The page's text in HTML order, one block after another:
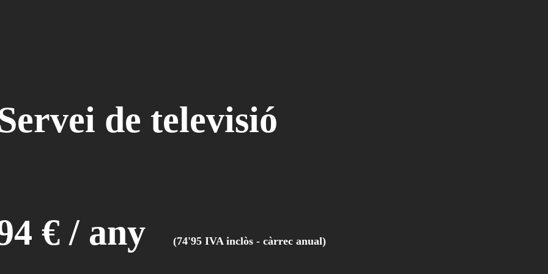
de televisió
€ / any (74'95 IVA inclòs - càrrec anual)